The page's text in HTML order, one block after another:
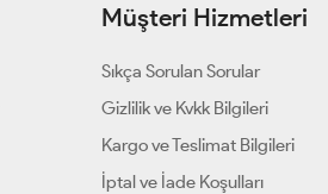
Müşteri Hizmetleri
Sıkça Sorulan Sorular
Gizlilik ve Kvkk Bilgileri
Kargo ve Teslimat Bilgileri
İptal ve İade Koşulları